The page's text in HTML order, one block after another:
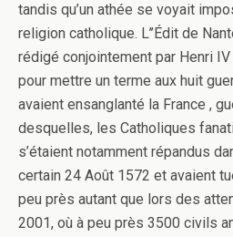
tandis qu’un athée se voyait
religion catholique. L’’Édit de
rédigé conjointement par Henri
pour mettre un terme aux huit
avaient ensanglanté la France ,
desquelles, les Catholiques
s’étaient notamment répandus
certain 24 Août 1572 et avaient
peu près autant que lors des
2001, où à peu près 3500 civils